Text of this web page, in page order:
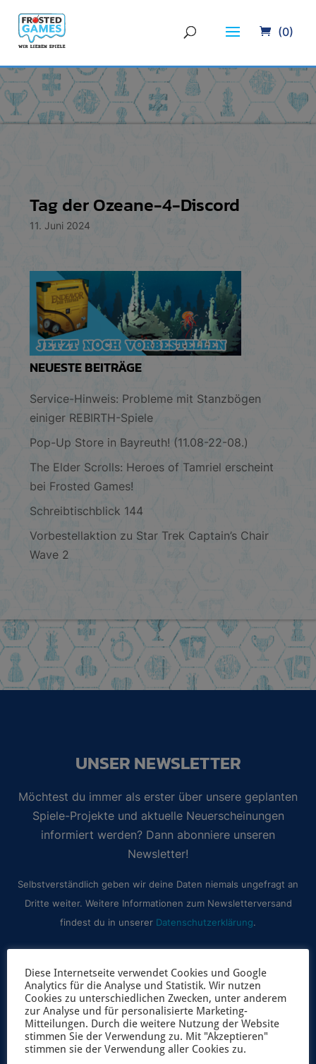
(0)
Tag der Ozeane-4-Discord
11. Juni 2024
NEUESTE BEITRÄGE
Service-Hinweis: Probleme mit Stanzbögen
einiger REBIRTH-Spiele
Pop-Up Store in Bayreuth! (11.08-22-08.)
The Elder Scrolls: Heroes of Tamriel erscheint
bei Frosted Games!
Schreibtischblick 144
Vorbestellaktion zu Star Trek Captain’s Chair
Wave 2
UNSER NEWSLETTER
Möchtest du immer als erster über unsere geplanten
Spiele-Projekte und aktuelle Neuerscheinungen
informiert werden? Dann abonniere unseren
Newsletter!
Selbstverständlich geben wir deine Daten niemals ungefragt an
Dritte weiter. Weitere Informationen zum Newsletterversand
findest du in unserer Datenschutzerklärung.
JETZT ANMELDEN
Diese Internetseite verwendet Cookies und Google
Analytics für die Analyse und Statistik. Wir nutzen
Cookies zu unterschiedlichen Zwecken, unter anderem
zur Analyse und für personalisierte Marketing-
Mitteilungen. Durch die weitere Nutzung der Website
stimmen Sie der Verwendung zu. Mit "Akzeptieren"
stimmen sie der Verwendung aller Cookies zu.